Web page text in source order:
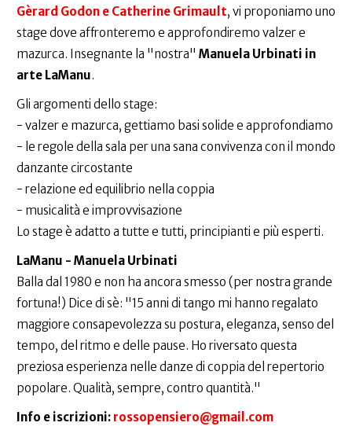
Gèrard Godon e Catherine Grimault, vi proponiamo uno
stage dove affronteremo e approfondiremo valzer e
mazurca. Insegnante la "nostra" Manuela Urbinati in
arte LaManu.
Gli argomenti dello stage:
- valzer e mazurca, gettiamo basi solide e approfondiamo
- le regole della sala per una sana convivenza con il mondo
danzante circostante
- relazione ed equilibrio nella coppia
- musicalità e improvvisazione
Lo stage è adatto a tutte e tutti, principianti e più esperti.
LaManu - Manuela Urbinati
Balla dal 1980 e non ha ancora smesso (per nostra grande
fortuna!) Dice di sè: "15 anni di tango mi hanno regalato
maggiore consapevolezza su postura, eleganza, senso del
tempo, del ritmo e delle pause. Ho riversato questa
preziosa esperienza nelle danze di coppia del repertorio
popolare. Qualità, sempre, contro quantità."
Info e iscrizioni: rossopensiero@gmail.com